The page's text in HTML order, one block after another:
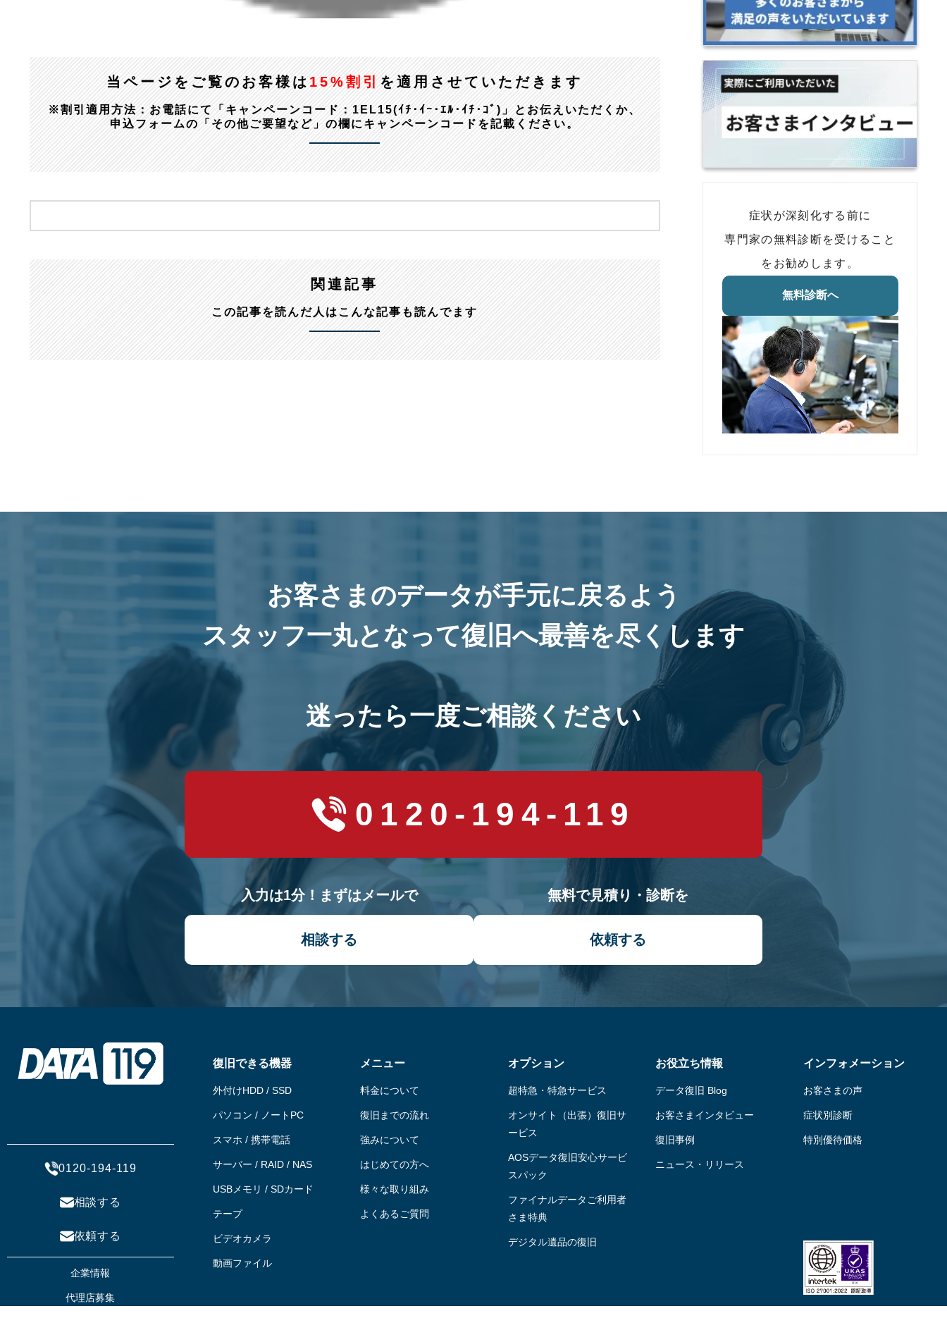
当ページをご覧のお客様は 15%割引 を適用させていただきます
※割引適用方法：お電話にて「キャンペーンコード：1EL15(ｲﾁ･ｲｰ･ｴﾙ･ｲﾁ･ｺﾞ)」とお伝えいただくか、
申込フォームの「その他ご要望など」の欄にキャンペーンコードを記載ください。
関連記事
この記事を読んだ人はこんな記事も読んでます
症状が深刻化する前に
専門家の無料診断を受けること
をお勧めします。
無料診断へ
お客さまのデータが手元に戻るよう
スタッフ一丸となって復旧へ最善を尽くします
迷ったら一度ご相談ください
0120-194-119
入力は1分！まずはメールで
相談する
無料で見積り・診断を
依頼する
0120-194-119
相談する
依頼する
企業情報
代理店募集
復旧できる機器
外付けHDD / SSD
パソコン / ノートPC
スマホ / 携帯電話
サーバー / RAID / NAS
USBメモリ / SDカード
テープ
ビデオカメラ
動画ファイル
メニュー
料金について
復旧までの流れ
強みについて
はじめての方へ
様々な取り組み
よくあるご質問
オプション
超特急・特急サービス
オンサイト（出張）復旧サ
ービス
AOSデータ復旧安⼼サービ
スパック
ファイナルデータご利⽤者
さま特典
デジタル遺品の復旧
お役立ち情報
データ復旧 Blog
お客さまインタビュー
復旧事例
ニュース・リリース
インフォメーション
お客さまの声
症状別診断
特別優待価格